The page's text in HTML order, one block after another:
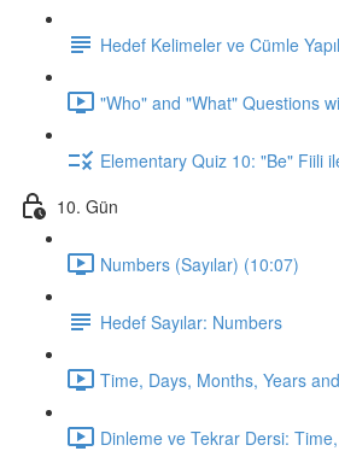
Hedef Kelimeler ve Cümle
"Who" and "What" Questions
Elementary Quiz 10: "Be" Fiili
10. Gün
Numbers (Sayılar) (10:07)
Hedef Sayılar: Numbers
Time, Days, Months, Years
Dinleme ve Tekrar Dersi: